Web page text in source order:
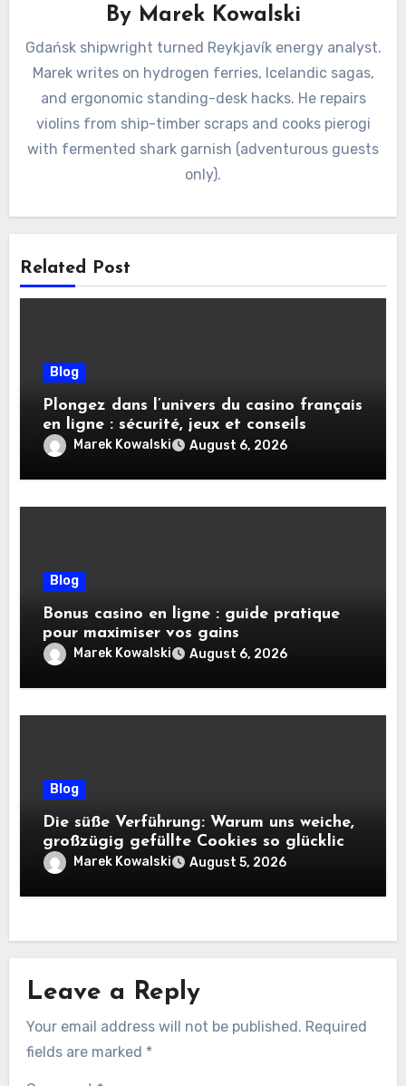
By Marek Kowalski
Gdańsk shipwright turned Reykjavík energy analyst.
Marek writes on hydrogen ferries, Icelandic sagas,
and ergonomic standing-desk hacks. He repairs
violins from ship-timber scraps and cooks pierogi
with fermented shark garnish (adventurous guests
only).
Related Post
Blog
Plongez dans l’univers du casino français
en ligne : sécurité, jeux et conseils
pratiques
Marek Kowalski August 6, 2026
Blog
Bonus casino en ligne : guide pratique
pour maximiser vos gains
Marek Kowalski August 6, 2026
Blog
Die süße Verführung: Warum uns weiche,
großzügig gefüllte Cookies so glücklich
machenMarek Kowalski August 5, 2026
Leave a Reply
Your email address will not be published. Required
fields are marked *